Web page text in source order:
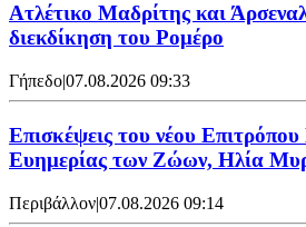
Ατλέτικο Μαδρίτης και
διεκδίκηση του Ρομέρο
Γήπεδο|07.08.2026 09:33
Επισκέψεις του νέου
Ευημερίας των Ζώων, Ηλία
Περιβάλλον|07.08.2026 09:14